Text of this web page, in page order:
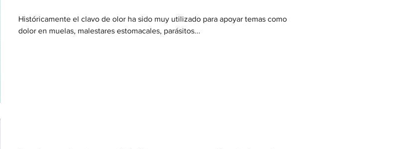
Históricamente el clavo de olor ha sido muy utilizado para apoyar temas como
dolor en muelas, malestares estomacales, parásitos...